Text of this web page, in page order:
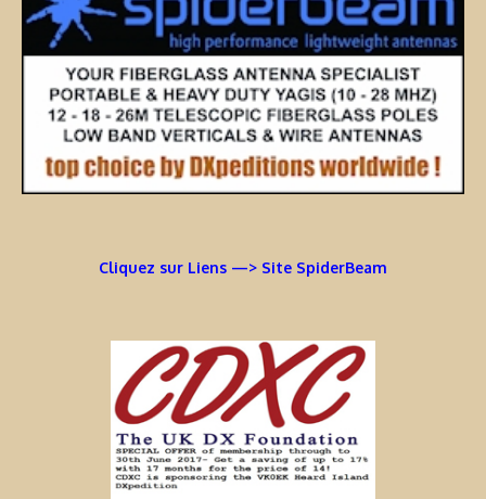
Cliquez sur Liens —> Site SpiderBeam